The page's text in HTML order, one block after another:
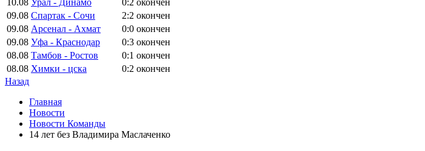
10.08 Урал - Динамо 0:2 окончен
09.08 Спартак - Сочи 2:2 окончен
09.08 Арсенал - Ахмат 0:0 окончен
09.08 Уфа - Краснодар 0:3 окончен
08.08 Тамбов - Ростов 0:1 окончен
08.08 Химки - цска 0:2 окончен
Назад
Главная
Новости
Новости Команды
14 лет без Владимира Маслаченко